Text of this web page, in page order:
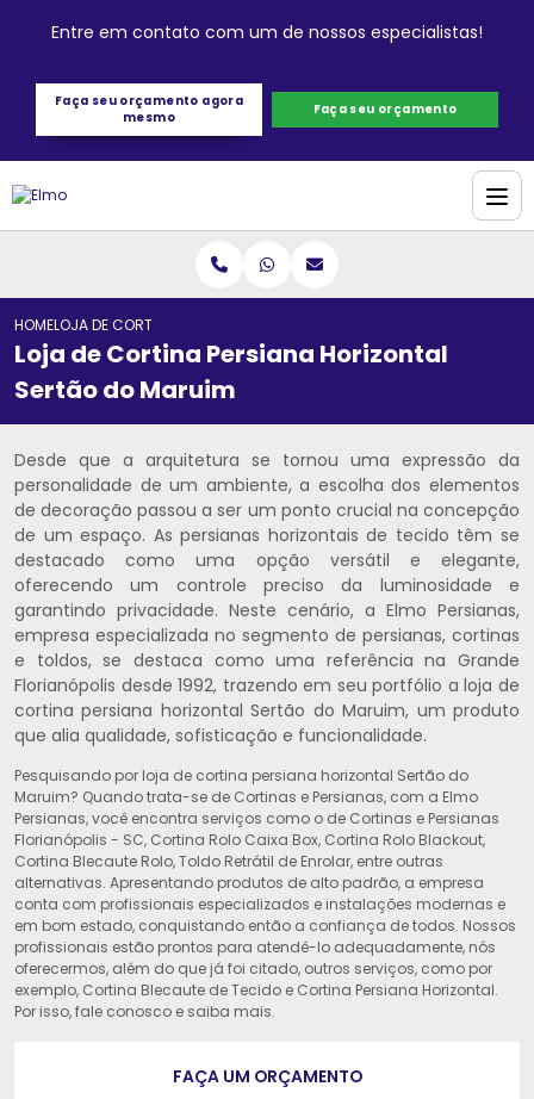
Entre em contato com um de nossos especialistas!
Faça seu orçamento agora
mesmo
Faça seu orçamento
HOMELOJA DE CORTINA PERSIANA HORIZONTAL SERTÃO DO MARUIM
Loja de Cortina Persiana Horizontal
Sertão do Maruim
Desde que a arquitetura se tornou uma expressão da
personalidade de um ambiente, a escolha dos elementos
de decoração passou a ser um ponto crucial na concepção
de um espaço. As persianas horizontais de tecido têm se
destacado como uma opção versátil e elegante,
oferecendo um controle preciso da luminosidade e
garantindo privacidade. Neste cenário, a Elmo Persianas,
empresa especializada no segmento de persianas, cortinas
e toldos, se destaca como uma referência na Grande
Florianópolis desde 1992, trazendo em seu portfólio a loja de
cortina persiana horizontal Sertão do Maruim, um produto
que alia qualidade, sofisticação e funcionalidade.
Pesquisando por loja de cortina persiana horizontal Sertão do
Maruim? Quando trata-se de Cortinas e Persianas, com a Elmo
Persianas, você encontra serviços como o de Cortinas e Persianas
Florianópolis - SC, Cortina Rolo Caixa Box, Cortina Rolo Blackout,
Cortina Blecaute Rolo, Toldo Retrátil de Enrolar, entre outras
alternativas. Apresentando produtos de alto padrão, a empresa
conta com profissionais especializados e instalações modernas e
em bom estado, conquistando então a confiança de todos. Nossos
profissionais estão prontos para atendê-lo adequadamente, nós
oferecermos, além do que já foi citado, outros serviços, como por
exemplo, Cortina Blecaute de Tecido e Cortina Persiana Horizontal.
Por isso, fale conosco e saiba mais.
FAÇA UM ORÇAMENTO